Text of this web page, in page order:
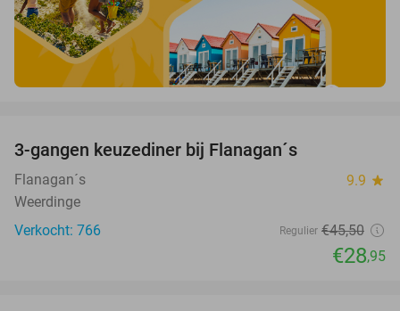
3-gangen keuzediner bij Flanagan´s
Flanagan´s 9.9 star
Weerdinge
Verkocht: 766
Regulier €45,50
€28,95